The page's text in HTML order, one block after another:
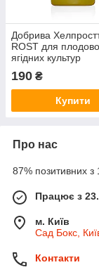
Добрива
ROST для
ягідних культур
190 ₴
Купити
Про нас
87% позитивних з
Працює з
м. Київ
Сад Бокс,
Контакти